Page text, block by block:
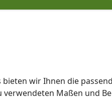
bieten wir Ihnen die
verwendeten Maßen und